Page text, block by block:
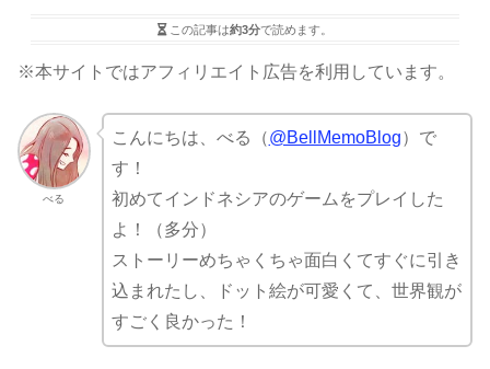
この記事は約3分で読めます。
※本サイトではアフィリエイト広告を利用しています。
べる
こんにちは、べる（@BellMemoBlog）で
す！
初めてインドネシアのゲームをプレイした
よ！（多分）
ストーリーめちゃくちゃ面白くてすぐに引き
込まれたし、ドット絵が可愛くて、世界観が
すごく良かった！